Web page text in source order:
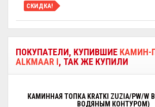
СКИДКА!
ПОКУПАТЕЛИ, КУПИВШИЕ КАМИН-
ALKMAAR I, ТАК ЖЕ КУПИЛИ
КАМИННАЯ ТОПКА KRATKI ZUZIA/PW/W
ВОДЯНЫМ КОНТУРОМ)